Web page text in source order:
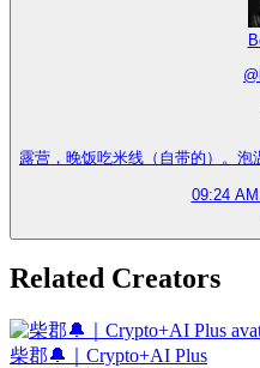
@
露营，晚饭吃米线（自带的）。泡
09:24
Related Creators
柴郡🔔｜Crypto+AI Plus